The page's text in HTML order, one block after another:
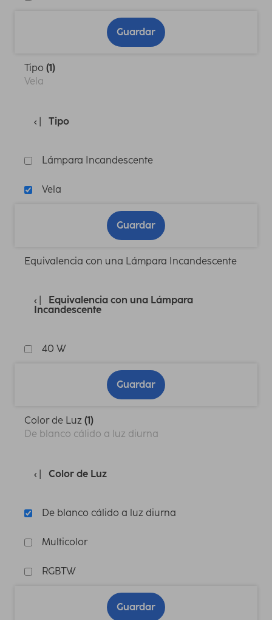
Guardar
Tipo (1)
Vela
Tipo
Lámpara Incandescente
Vela
Guardar
Equivalencia con una Lámpara Incandescente
Equivalencia con una Lámpara
Incandescente
40 W
Guardar
Color de Luz (1)
De blanco cálido a luz diurna
Color de Luz
De blanco cálido a luz diurna
Multicolor
RGBTW
Guardar